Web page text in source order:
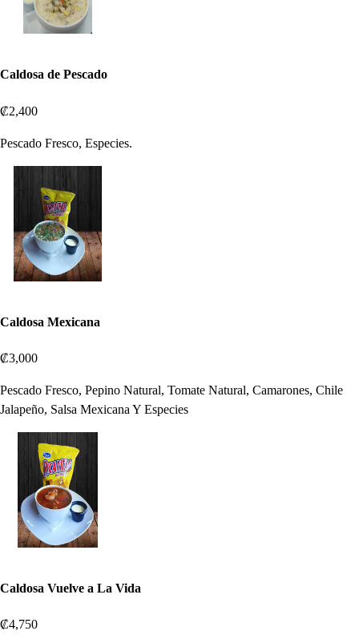
Caldosa de Pescado
₡2,400
Pescado Fresco, Especies.
Caldosa Mexicana
₡3,000
Pescado Fresco, Pepino Natural, Tomate Natural, Camarones, Chile
Jalapeño, Salsa Mexicana Y Especies
Caldosa Vuelve a La Vida
₡4,750